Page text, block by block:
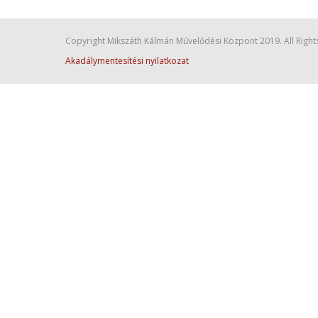
Copyright Mikszáth Kálmán Művelődési Központ 2019. All
Akadálymentesítési nyilatkozat